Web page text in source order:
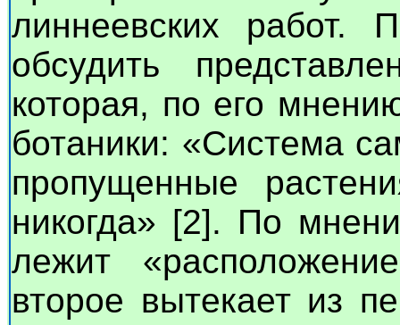
линнеевских работ.
обсудить
которая, по его
ботаники: «Система
пропущенные
никогда» [2]. По
лежит
второе вытекает из